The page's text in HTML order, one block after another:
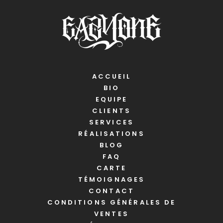
ACCUEIL
BIO
EQUIPE
CLIENTS
SERVICES
RÉALISATIONS
BLOG
FAQ
CARTE
TÉMOIGNAGES
CONTACT
CONDITIONS GÉNÉRALES DE
VENTES